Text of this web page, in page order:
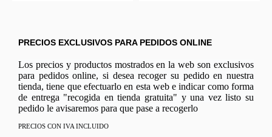
PRECIOS EXCLUSIVOS PARA PEDIDOS ONLINE
Los precios y productos mostrados en la web son exclusivos
para pedidos online, si desea recoger su pedido en nuestra
tienda, tiene que efectuarlo en esta web e indicar como forma
de entrega "recogida en tienda gratuita" y una vez listo su
pedido le avisaremos para que pase a recogerlo
PRECIOS CON IVA INCLUIDO